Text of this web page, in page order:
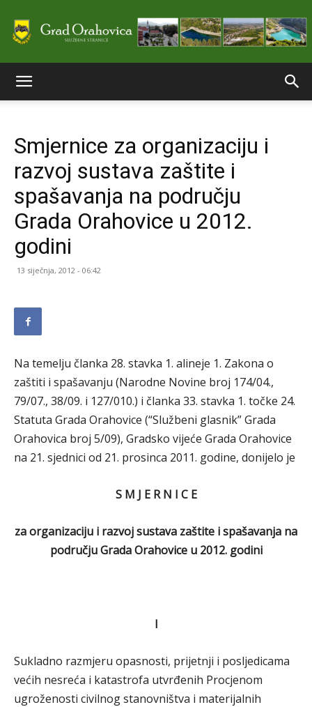
stranice
Grada
Smjernice za organizaciju i
razvoj sustava zaštite i
spašavanja na području
Grada Orahovice u 2012.
godini
13 siječnja, 2012 - 06:42
Na temelju članka 28. stavka 1. alineje 1. Zakona o
zaštiti i spašavanju (Narodne Novine broj 174/04.,
79/07., 38/09. i 127/010.) i članka 33. stavka 1. točke 24.
Statuta Grada Orahovice (“Službeni glasnik” Grada
Orahovica broj 5/09), Gradsko vijeće Grada Orahovice
na 21. sjednici od 21. prosinca 2011. godine, donijelo je
S M J E R N I C E
za organizaciju i razvoj sustava zaštite i spašavanja na
području Grada Orahovice u 2012. godini
I
Sukladno razmjeru opasnosti, prijetnji i posljedicama
većih nesreća i katastrofa utvrđenih Procjenom
ugroženosti civilnog stanovništva i materijalnih